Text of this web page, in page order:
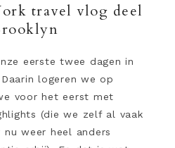
travel vlog deel
eerste twee dagen in
logeren we op
voor het eerst met
(die we zelf al vaak
nu weer heel anders